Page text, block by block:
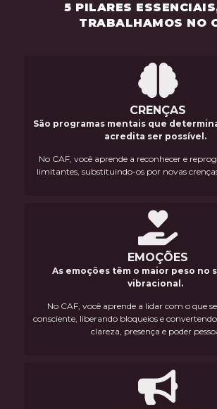
5 PILARES
TRABALHAMOS NO
CRENÇAS
São programas mentais que
acredita ser possível.
No CAF, você aprende a reconhecer e
limitantes, substituindo-os por novas
EMOÇÕES
As emoções têm o maior peso no
vibracional.
No CAF, você aprende a lidar com o que
consciente, liberando bloqueios e
clareza, presença e poder